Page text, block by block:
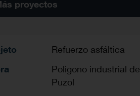
proyectos
Refuerzo asfáltica
Poligono industrial de
Puzol